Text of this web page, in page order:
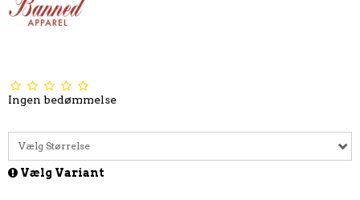
Ingen bedømmelse
Vælg Størrelse
Vælg Variant